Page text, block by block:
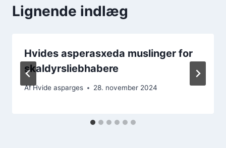
Lignende indlæg
Hvides asperasxeda muslinger for
skaldyrsliebhabere
AfHvide asparges 28. november 2024